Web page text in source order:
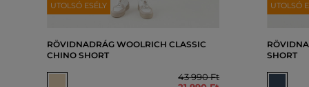
UTOLSÓ ESÉLY
RÖVIDNADRÁG WOOLRICH CLASSIC
CHINO SHORT
43 990 Ft
UTOLSÓ
SHORT